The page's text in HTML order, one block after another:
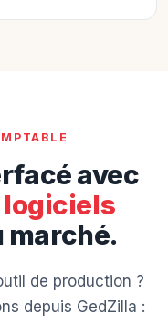
avec
marché.
de production ?
depuis GedZilla :